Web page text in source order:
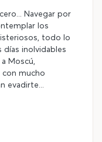
Navegar por
los
todo lo
días inolvidables
Moscú,
mucho
evadirte...